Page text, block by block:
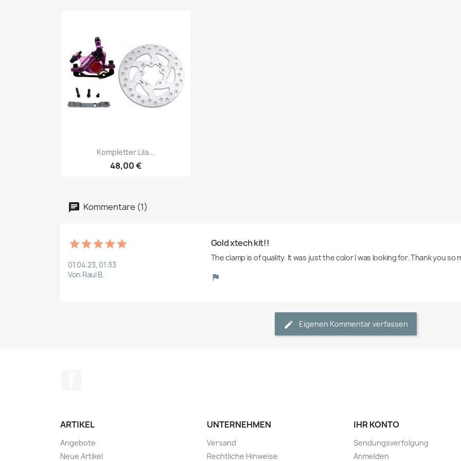
Vorschau
Kompletter Lila...
48,00 €
Kommentare (1)
01.04.23, 01:33
Von Raul B.
Gold xtech kit!!
Eigenen Kommentar verfassen
ARTIKEL
Angebote
Neue Artikel
UNTERNEHMEN
Versand
Rechtliche Hinweise
IHR KONTO
Sendungsverfolgung
Anmelden